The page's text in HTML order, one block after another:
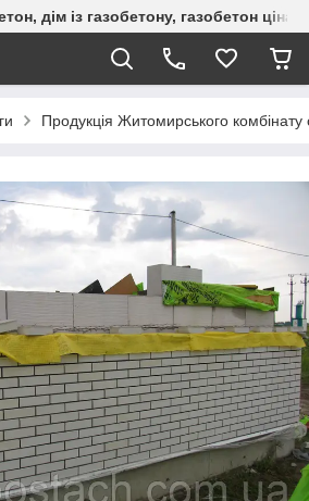
дім із газобетону, газобетон
Продукція Житомирського комбінату